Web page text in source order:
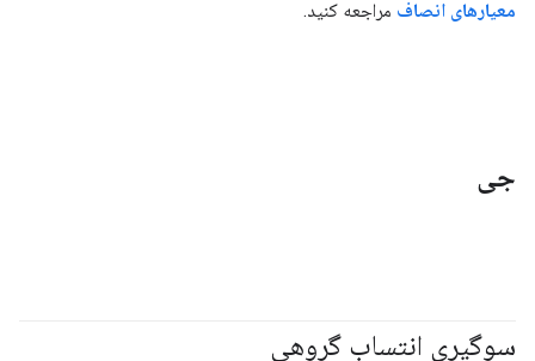
معیارهای انصاف مراجعه کنید.
جی
سوگیری انتساب گروهی